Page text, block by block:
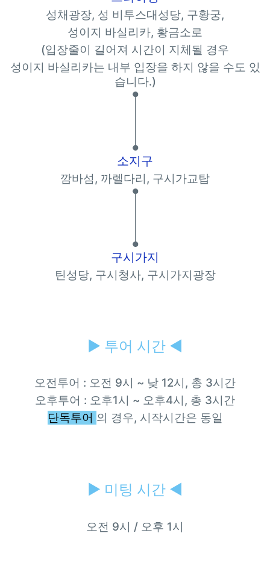
성채광장, 성 비투스대성당, 구황궁,
성이지 바실리카, 황금소로
(입장줄이 길어져 시간이 지체될 경우
성이지 바실리카는 내부 입장을 하지 않을 수도 있
습니다.)
소지구
깜바섬, 까렐다리, 구시가교탑
구시가지
틴성당, 구시청사, 구시가지광장
▶ 투어 시간 ◀
오전투어 : 오전 9시 ~ 낮 12시, 총 3시간
오후투어 : 오후1시 ~ 오후4시, 총 3시간
단독투어 의 경우, 시작시간은 동일
▶ 미팅 시간 ◀
오전 9시 / 오후 1시